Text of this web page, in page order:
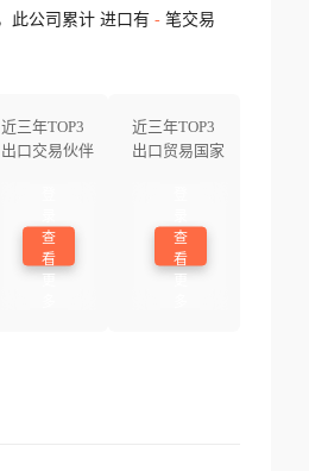
此公司累计 进口有 -笔交易
近三年TOP3
出口交易伙伴
查
看
近三年TOP3
出口贸易国家
查
看